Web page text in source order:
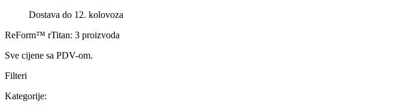
Dostava do 12. kolovoza
ReForm™ rTitan: 3 proizvoda
Sve cijene sa PDV-om.
Filteri
Kategorije: